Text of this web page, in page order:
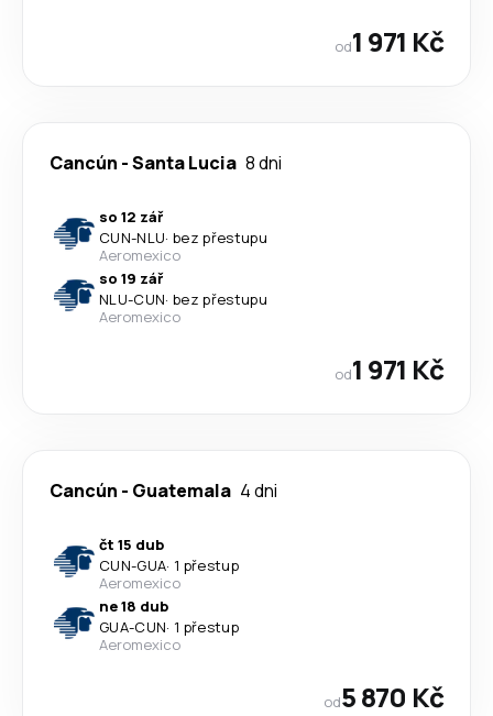
od1 971 Kč
Cancún -Santa Lucia 8 dni
so 12 zář
CUN-NLU· bez přestupu
Aeromexico
so 19 zář
NLU-CUN· bez přestupu
Aeromexico
od1 971 Kč
Cancún - Guatemala 4 dni
čt 15 dub
CUN-GUA· 1 přestup
Aeromexico
ne 18 dub
GUA-CUN· 1 přestup
Aeromexico
od5 870 Kč